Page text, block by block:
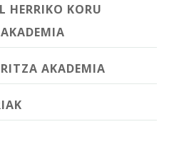
HERRIKO KORU
AKADEMIA